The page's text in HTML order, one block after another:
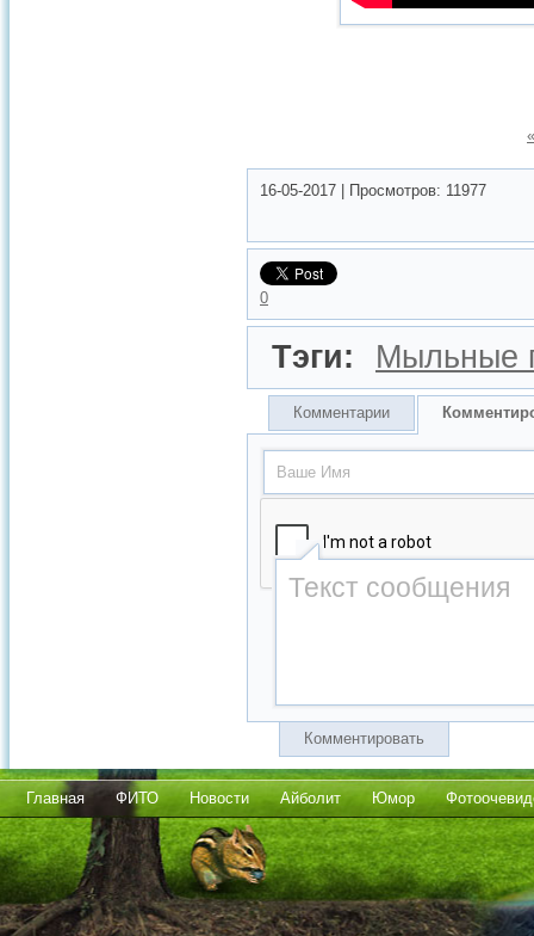
16-05-2017 Просмотров: 11977
0
Тэги: Мыльные
Комментарии
Комментировать
Главная ФИТО Новости Айболит Юмор